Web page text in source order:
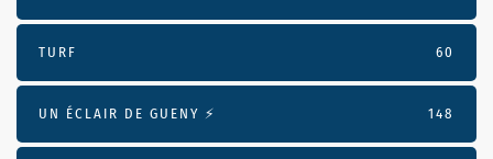
TURF 60
UN ÉCLAIR DE GUENY ⚡️ 148